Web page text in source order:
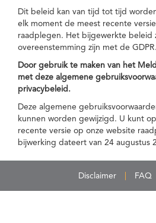
Dit beleid kan van tijd tot tijd
elk moment de meest recente
raadplegen. Het bijgewerkte beleid
overeenstemming zijn met de GDPR.
Door gebruik te maken van het
met deze algemene
privacybeleid.
Deze algemene
kunnen worden gewijzigd. U kunt
recente versie op onze website
bijwerking dateert van 24 augustus
Disclaimer FAQ